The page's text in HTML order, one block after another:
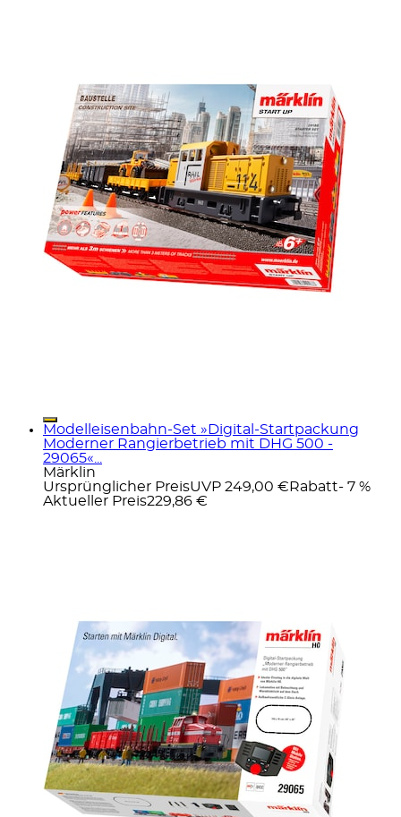
Modelleisenbahn-Set »Digital-Startpackung
Moderner Rangierbetrieb mit DHG 500 -
29065«...
Märklin
Ursprünglicher PreisUVP 249,00 € Rabatt- 7 %
Aktueller Preis229,86 €